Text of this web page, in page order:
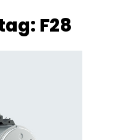
F28